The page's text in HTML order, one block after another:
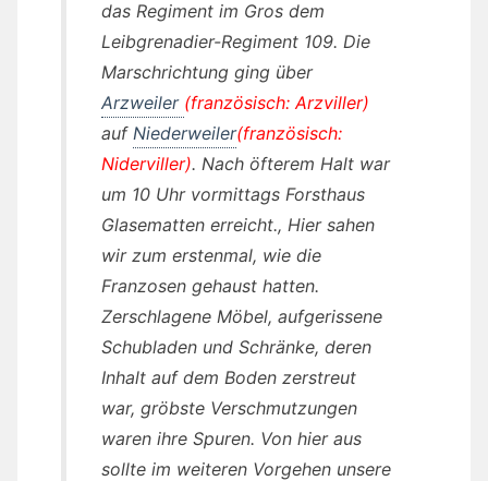
das Regiment im Gros dem
Leibgrenadier-Regiment 109. Die
Marschrichtung ging über
Arzweiler (französisch: Arzviller)
auf Niederweiler(französisch:
Niderviller). Nach öfterem Halt war
um 10 Uhr vormittags Forsthaus
Glasematten erreicht., Hier sahen
wir zum erstenmal, wie die
Franzosen gehaust hatten.
Zerschlagene Möbel, aufgerissene
Schubladen und Schränke, deren
Inhalt auf dem Boden zerstreut
war, gröbste Verschmutzungen
waren ihre Spuren. Von hier aus
sollte im weiteren Vorgehen unsere